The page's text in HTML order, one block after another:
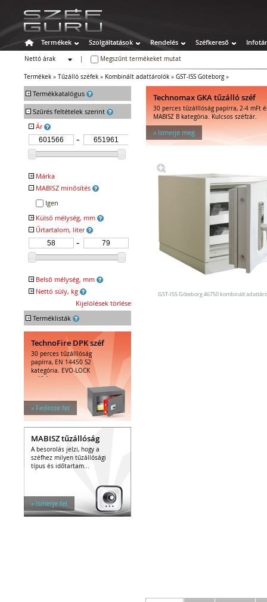
Termékek Szolgáltatások Rendelés Széfkereső Infotár
Nettó árak
Megszűnt termékeket mutat
Termékek » Tűzálló széfek » Kombinált adattárolók » GST-ISS Göteborg»
+ Termékkatalógus
Széfek
Értékszéfek
Tűzálló széfek
Tűzálló függőmappa-tárolók
Tűz- és vízálló irat- és
adattárolók
Tűzálló irattárolók
Tűzálló adattárolók
Kombinált adattárolók
Speciális széfek
Fegyverszekrények
Hotelszéfek
Kiegészítők széfhez
Széfzárak
- Szűrés feltételek szerint
- Ár
+ Márka
GST TRESOR ISS
- MABISZ minősítés
Igen
+ Külső mélység, mm
- Űrtartalom, liter
+ Belső mélység, mm
+ Nettó súly, kg
Kijelölések törlése
+ Terméklisták
TechnoFire DPK széf
30 perces tűzálllóság
papírra, EN 14450 S2
kategória. EVO-LOCK
széfzár.
» Fedezze fel
MABISZ tűzállóság
A besorolás jelzi, hogy a
széfhez milyen tűzállósági
típus és időtartam...
» Ismerje fel
Technomax GKA tűzálló széf
30 perces tűzálllóság papírra, 2-4 mFt
MABISZ B kategória. Kulcsos széfzár.
» Ismerje meg
GST-ISS Göteborg 46750 kombinált